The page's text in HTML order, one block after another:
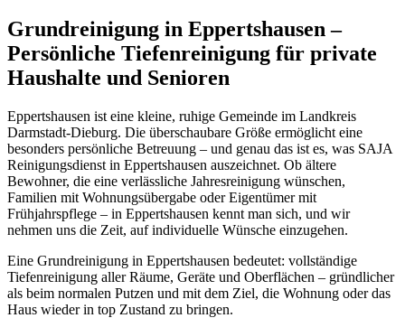
Grundreinigung in Eppertshausen –
Persönliche Tiefenreinigung für private
Haushalte und Senioren
Eppertshausen ist eine kleine, ruhige Gemeinde im Landkreis
Darmstadt-Dieburg. Die überschaubare Größe ermöglicht eine
besonders persönliche Betreuung – und genau das ist es, was SAJA
Reinigungsdienst in Eppertshausen auszeichnet. Ob ältere
Bewohner, die eine verlässliche Jahresreinigung wünschen,
Familien mit Wohnungsübergabe oder Eigentümer mit
Frühjahrspflege – in Eppertshausen kennt man sich, und wir
nehmen uns die Zeit, auf individuelle Wünsche einzugehen.
Eine Grundreinigung in Eppertshausen bedeutet: vollständige
Tiefenreinigung aller Räume, Geräte und Oberflächen – gründlicher
als beim normalen Putzen und mit dem Ziel, die Wohnung oder das
Haus wieder in top Zustand zu bringen.